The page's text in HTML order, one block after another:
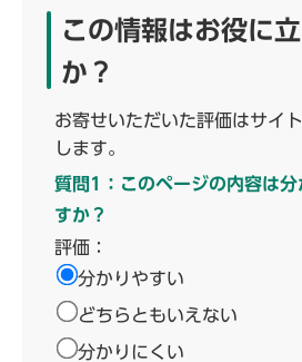
この情報はお役に
か？
お寄せいただいた評価はサイ
します。
質問1：このページの内容は
すか？
評価：
分かりやすい
どちらともいえない
分かりにくい